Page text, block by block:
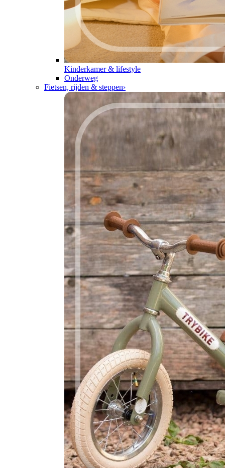
Kinderkamer & lifestyle
Onderweg
Fietsen, rijden & steppen›